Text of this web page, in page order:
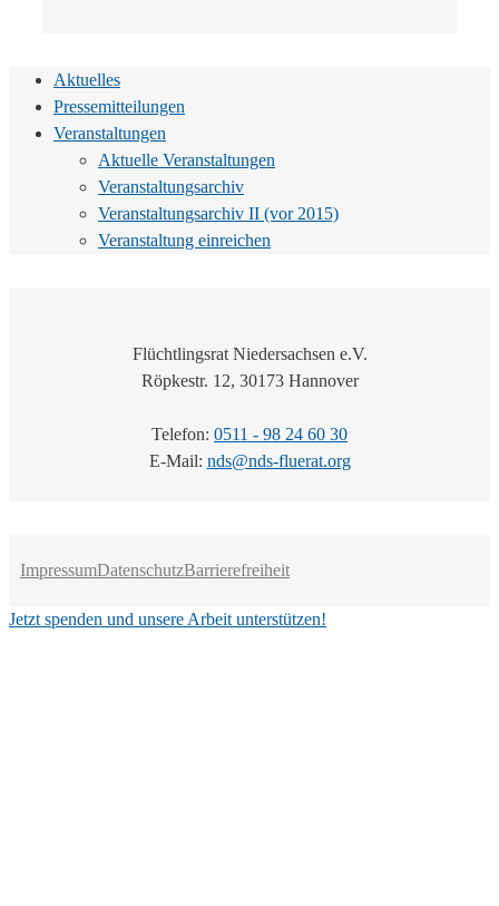
Aktuelles
Pressemitteilungen
Veranstaltungen
Aktuelle Veranstaltungen
Veranstaltungsarchiv
Veranstaltungsarchiv II (vor 2015)
Veranstaltung einreichen
Flüchtlingsrat Niedersachsen e.V.
Röpkestr. 12, 30173 Hannover
Telefon: 0511 - 98 24 60 30
E-Mail: nds@nds-fluerat.org
ImpressumDatenschutzBarrierefreiheit
Jetzt spenden und unsere Arbeit unterstützen!